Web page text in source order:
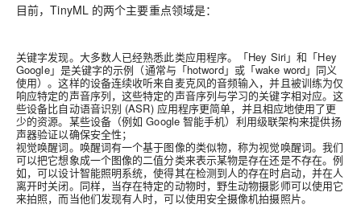
目前，TinyML 的两个主要重点领域是：
关键字发现。 大多数人已经熟悉此类应用程序。「Hey Siri」和「Hey
Google」是关键字的示例（通常与「hotword」或「wake word」同义
使用）。这样的设备连续收听来自麦克风的音频输入，并且被训练为仅
响应特定的声音序列，这些特定的声音序列与学习的关键字相对应。这
些设备比自动语音识别 (ASR) 应用程序更简单，并且相应地使用了更
少的资源。某些设备（例如 Google 智能手机）利用级联架构来提供扬
声器验证以确保安全性；
视觉唤醒词。 唤醒词有一个基于图像的类似物，称为视觉唤醒词。我们
可以把它想象成一个图像的二值分类来表示某物是存在还是不存在。例
如，可以设计智能照明系统，使得其在检测到人的存在时启动，并在人
离开时关闭。同样，当存在特定的动物时，野生动物摄影师可以使用它
来拍照，而当他们发现有人时，可以使用安全摄像机拍摄照片。